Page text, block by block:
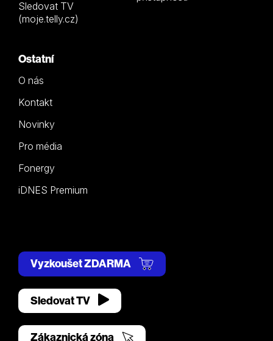
Sledovat TV
(moje.telly.cz)
Ostatní
O nás
Kontakt
Novinky
Pro média
Fonergy
iDNES Premium
Vyzkoušet ZDARMA
Sledovat TV
Zákaznická zóna